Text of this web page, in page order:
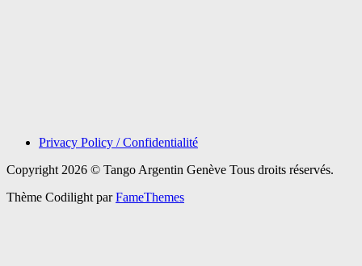
Privacy Policy / Confidentialité
Copyright 2026 © Tango Argentin Genève Tous droits réservés.
Thème Codilight parFameThemes